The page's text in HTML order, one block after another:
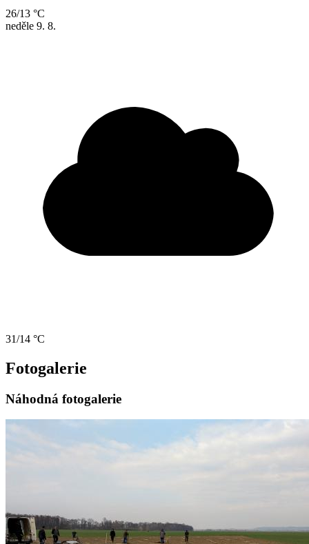
26/13 °C
neděle 9. 8.
31/14 °C
Fotogalerie
Náhodná fotogalerie